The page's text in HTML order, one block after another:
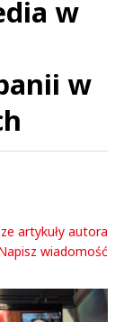
w
w
artykuły autora
wiadomość